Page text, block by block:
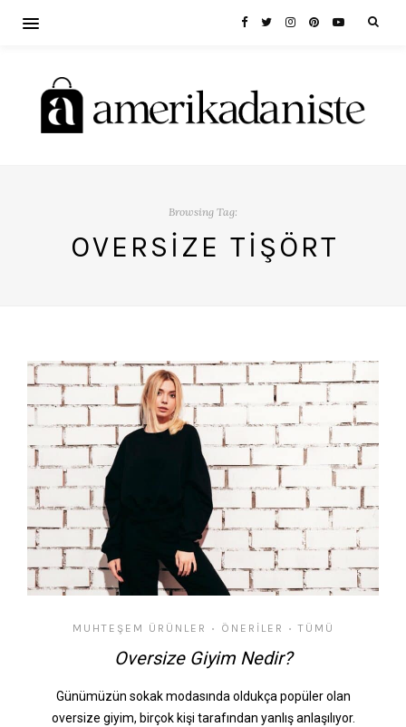
Browsing Tag:
OVERSIZE TIŞÖRT
MUHTEŞEM ÜRÜNLER • ÖNERILER • TÜMÜ
Oversize Giyim Nedir?
Günümüzün sokak modasında oldukça popüler olan
oversize giyim, birçok kişi tarafından yanlış anlaşılıyor.